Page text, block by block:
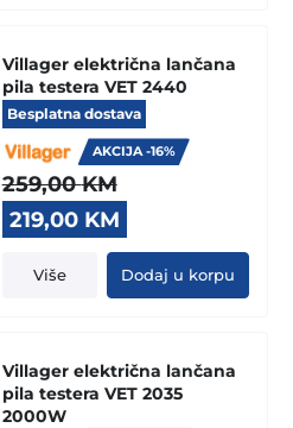
Villager električna lančana
pila testera VET 2440
Besplatna dostava
AKCIJA -16%
259,00KM
Original
price
was:
259,00 KM.
219,00 KM
price
is:
219,00 KM.
Više Dodaj u korpu
Villager električna lančana
pila testera VET 2035
2000W